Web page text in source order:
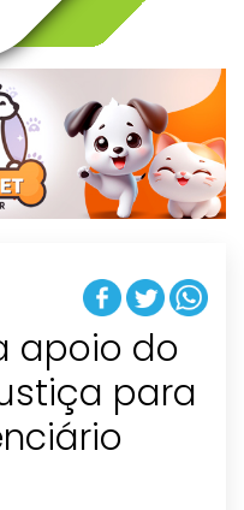
v
g
t
i
o
n
apoio do
para